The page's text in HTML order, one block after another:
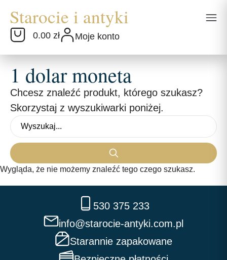
0.00 zł Moje konto
1 dolar moneta
Chcesz znaleźć produkt, którego szukasz?
Skorzystaj z wyszukiwarki poniżej.
Wygląda, że nie możemy znaleźć tego czego szukasz.
530 375 233
info@starocie-antyki.com.pl
Starannie zapakowane